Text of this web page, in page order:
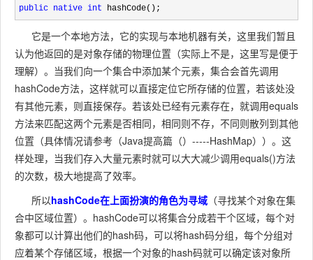
public native int hashCode();
它是一个本地方法，它的实现与本地机器有关，这里我们暂且
认为他返回的是对象存储的物理位置（实际上不是，这里写是便于
理解）。当我们向一个集合中添加某个元素，集合会首先调用
hashCode方法，这样就可以直接定位它所存储的位置，若该处没
有其他元素，则直接保存。若该处已经有元素存在，就调用equals
方法来匹配这两个元素是否相同，相同则不存，不同则散列到其他
位置（具体情况请参考（Java提高篇（）-----HashMap））。这
样处理，当我们存入大量元素时就可以大大减少调用equals()方法
的次数，极大地提高了效率。
所以hashCode在上面扮演的角色为寻域 （寻找某个对象在集
合中区域位置）。hashCode可以将集合分成若干个区域，每个对
象都可以计算出他们的hash码，可以将hash码分组，每个分组对
应着某个存储区域，根据一个对象的hash码就可以确定该对象所